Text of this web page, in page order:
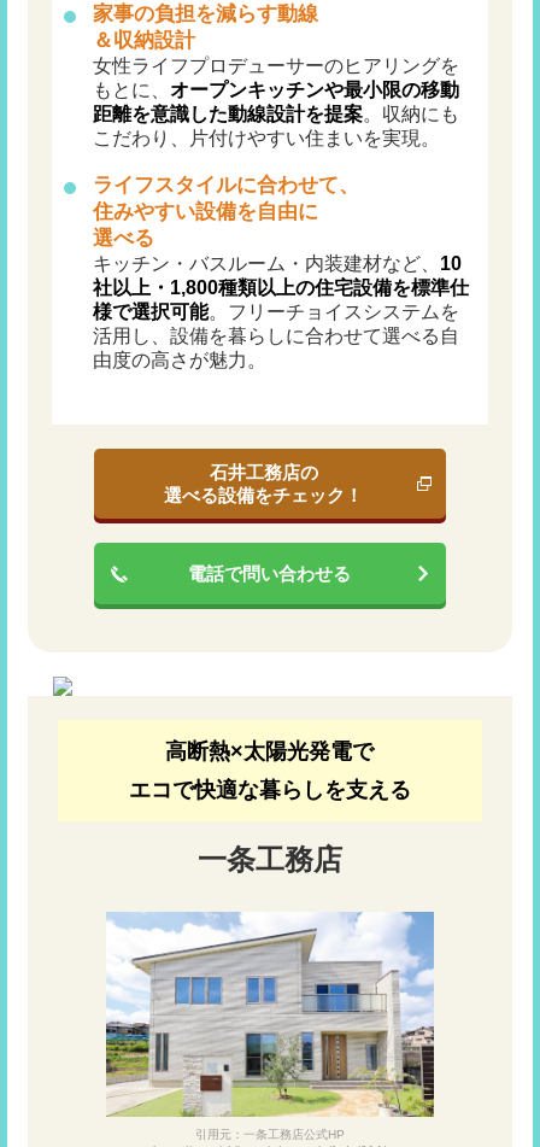
家事の負担を減らす動線
＆収納設計
女性ライフプロデューサーのヒアリングを
もとに、オープンキッチンや最小限の移動
距離を意識した動線設計を提案。収納にも
こだわり、片付けやすい住まいを実現。
ライフスタイルに合わせて、
住みやすい設備を自由に
選べる
キッチン・バスルーム・内装建材など、 10
社以上・1,800種類以上の住宅設備を標準仕
様で選択可能。フリーチョイスシステムを
活用し、設備を暮らしに合わせて選べる自
由度の高さが魅力。
石井工務店の
選べる設備をチェック！
電話で問い合わせる
高断熱×太陽光発電で
エコで快適な暮らしを支える
一条工務店
引用元：一条工務店公式HP